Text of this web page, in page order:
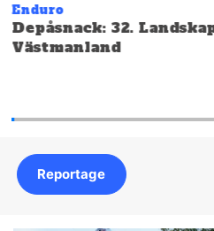
Enduro
Depåsnack: 32.
Västmanland
Reportage